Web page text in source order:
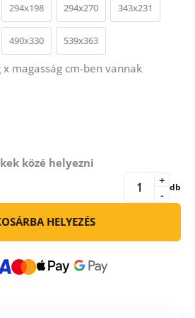
294x198 294x270 343x231
490x330 539x363
magasság cm-ben vannak
közé helyezni
-
+ db
HELYEZÉS